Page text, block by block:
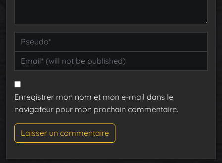
Enregistrer mon nom et mon e-mail dans le
navigateur pour mon prochain commentaire.